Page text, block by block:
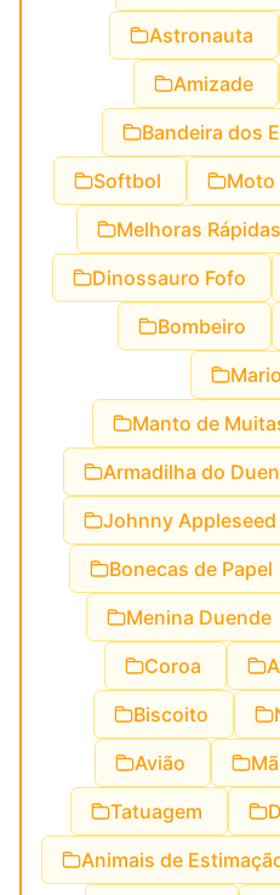
Astronauta
Amizade
Bandeira dos
Softbol
Moto
Melhoras Rápidas
Dinossauro Fofo
Bombeiro
Manto de
Armadilha do
Johnny Appleseed
Bonecas de Papel
Menina Duende
Coroa
Biscoito
Avião
Tatuagem
Animais de